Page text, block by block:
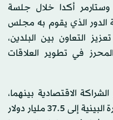
أكدا خلال جلسة
الدور الذي يقوم به مجلس
التعاون بين البلدين،
في تطوير العلاقات
الاقتصادية بينهما،
والتزامهما برفع حجم التجارة البينية إلى 37.5 مليار دولار